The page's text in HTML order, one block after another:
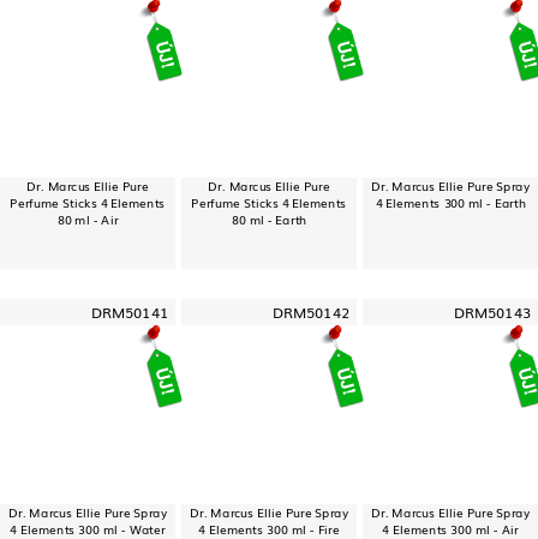
Dr. Marcus Ellie Pure
Perfume Sticks 4 Elements
80 ml - Air
Dr. Marcus Ellie Pure
Perfume Sticks 4 Elements
80 ml - Earth
Dr. Marcus Ellie Pure Spray
4 Elements 300 ml - Earth
DRM50141
Dr. Marcus Ellie Pure Spray
4 Elements 300 ml - Water
DRM50142
Dr. Marcus Ellie Pure Spray
4 Elements 300 ml - Fire
DRM50143
Dr. Marcus Ellie Pure Spray
4 Elements 300 ml - Air